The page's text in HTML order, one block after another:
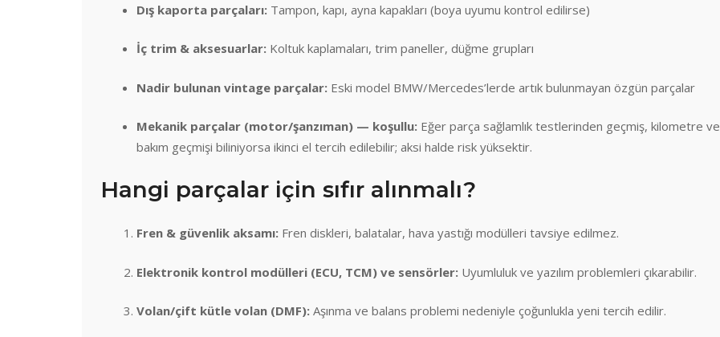
Dış kaporta parçaları: Tampon, kapı, ayna kapakları (boya uyumu kontrol edilirse)
İç trim & aksesuarlar: Koltuk kaplamaları, trim paneller, düğme grupları
Nadir bulunan vintage parçalar: Eski model BMW/Mercedes’lerde artık bulunmayan özgün parçalar
Mekanik parçalar (motor/şanzıman) — koşullu: Eğer parça sağlamlık testlerinden geçmiş, kilometre ve
bakım geçmişi biliniyorsa ikinci el tercih edilebilir; aksi halde risk yüksektir.
Hangi parçalar için sıfır alınmalı?
Fren & güvenlik aksamı: Fren diskleri, balatalar, hava yastığı modülleri tavsiye edilmez.
Elektronik kontrol modülleri (ECU, TCM) ve sensörler: Uyumluluk ve yazılım problemleri çıkarabilir.
Volan/çift kütle volan (DMF): Aşınma ve balans problemi nedeniyle çoğunlukla yeni tercih edilir.